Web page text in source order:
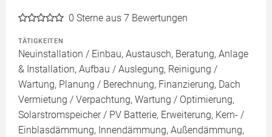
0 Sterne aus 7 Bewertungen
TÄTIGKEITEN
Neuinstallation / Einbau, Austausch, Beratung, Anlage
& Installation, Aufbau / Auslegung, Reinigung /
Wartung, Planung / Berechnung, Finanzierung, Dach
Vermietung / Verpachtung, Wartung / Optimierung,
Solarstromspeicher / PV Batterie, Erweiterung, Kern- /
Einblasdämmung, Innendämmung, Außendämmung,